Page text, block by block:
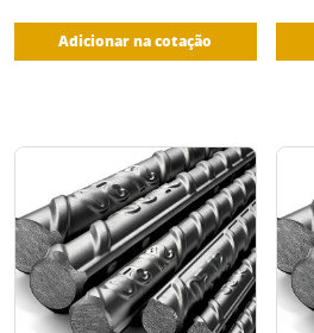
Adicionar na cotação